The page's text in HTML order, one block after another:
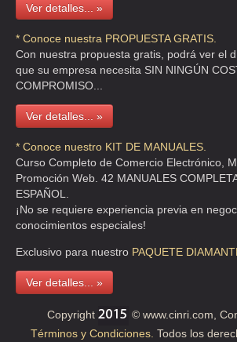
Ver detalles... »
* Conoce nuestra PROPUESTA GRATIS.
Con nuestra propuesta gratis, podrá ver el
que su empresa necesita SIN NINGÚN
COMPROMISO...
Ver detalles... »
* Conoce nuestro KIT DE MANUALES.
Curso Completo de Comercio Electrónico,
Promoción Web. 42 MANUALES
ESPAÑOL.
¡No se requiere experiencia previa en
conocimientos especiales!
Exclusivo para nuestro PAQUETE
Ver detalles... »
Copyright
© www.cinri.com,
Términos y Condiciones. Todos los